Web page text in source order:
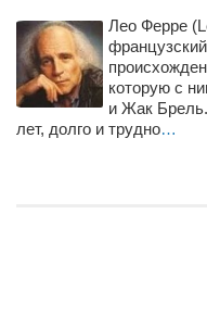
Лео Ферре
которую с
и Жак
лет, долго и трудно…